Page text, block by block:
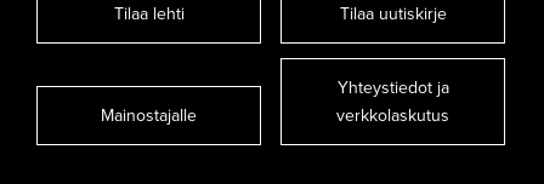
Tilaa lehti Tilaa uutiskirje
Mainostajalle
Yhteystiedot ja
verkkolaskutus